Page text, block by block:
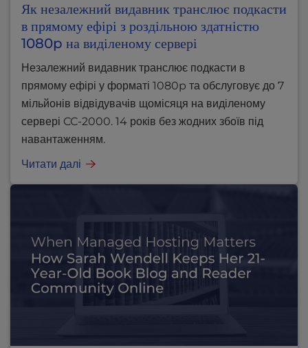
Як незалежний видавник транслює подкасти
в прямому ефірі з роздільною здатністю
1080p на виділеному сервері
Незалежний видавник транслює подкасти в
прямому ефірі у форматі 1080p та обслуговує до 7
мільйонів відвідувачів щомісяця на виділеному
сервері CC-2000. 14 років без жодних збоїв під
навантаженням.
Читати далі